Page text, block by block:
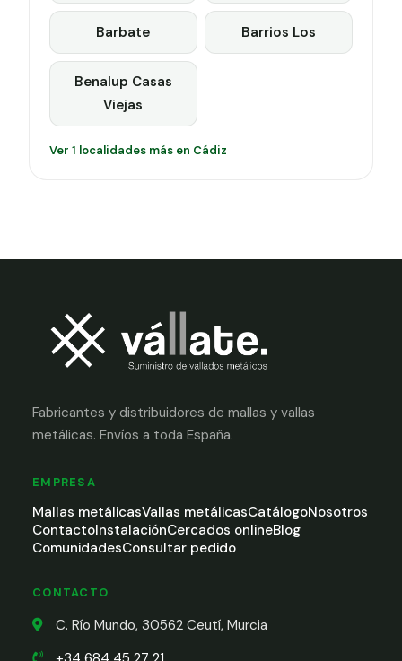
Barbate Barrios Los
Benalup Casas
Viejas
Ver 1 localidades más en Cádiz
Fabricantes y distribuidores de mallas y vallas
metálicas. Envíos a toda España.
EMPRESA
Mallas metálicasVallas metálicasCatálogoNosotros
ContactoInstalaciónCercados onlineBlog
ComunidadesConsultar pedido
CONTACTO
C. Río Mundo, 30562 Ceutí, Murcia